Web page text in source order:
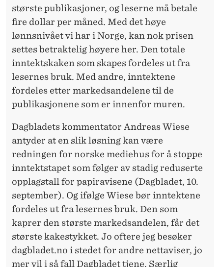
største publikasjoner, og leserne må betale
fire dollar per måned. Med det høye
lønnsnivået vi har i Norge, kan nok prisen
settes betraktelig høyere her. Den totale
inntektskaken som skapes fordeles ut fra
lesernes bruk. Med andre, inntektene
fordeles etter markedsandelene til de
publikasjonene som er innenfor muren.
Dagbladets kommentator Andreas Wiese
antyder at en slik løsning kan være
redningen for norske mediehus for å stoppe
inntektstapet som følger av stadig reduserte
opplagstall for papiravisene (Dagbladet, 10.
september). Og ifølge Wiese bør inntektene
fordeles ut fra lesernes bruk. Den som
kaprer den største markedsandelen, får det
største kakestykket. Jo oftere jeg besøker
dagbladet.no i stedet for andre nettaviser, jo
mer vil i så fall Dagbladet tjene. Særlig